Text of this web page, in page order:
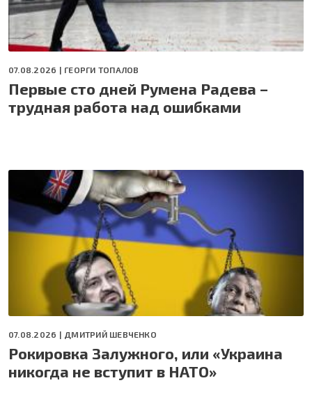
07.08.2026 | ГЕОРГИ ТОПАЛОВ
Первые сто дней Румена Радева –
трудная работа над ошибками
07.08.2026 | ДМИТРИЙ ШЕВЧЕНКО
Рокировка Залужного, или «Украина
никогда не вступит в НАТО»